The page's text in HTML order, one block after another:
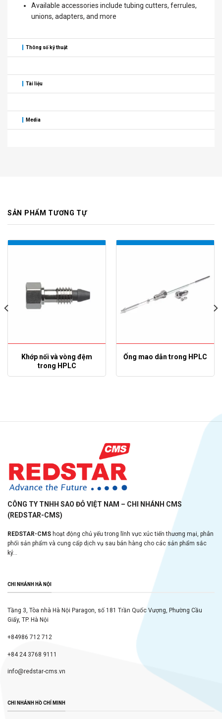
Available accessories include tubing cutters, ferrules,
unions, adapters, and more
Thông số kỹ thuật
Tài liệu
Media
SẢN PHẨM TƯƠNG TỰ
Khớp nối và vòng đệm
trong HPLC
Ống mao dẫn trong HPLC
CÔNG TY TNHH SAO ĐỎ VIỆT NAM – CHI NHÁNH CMS
(REDSTAR-CMS)
REDSTAR-CMS hoạt động chủ yếu trong lĩnh vực xúc tiến thương mại, phân
phối sản phẩm và cung cấp dịch vụ sau bán hàng cho các sản phẩm sắc
ký...
CHI NHÁNH HÀ NỘI
Tầng 3, Tòa nhà Hà Nội Paragon, số 181 Trần Quốc Vượng, Phường Cầu
Giấy, TP. Hà Nội
+84986 712 712
+84 24 3768 9111
info@redstar-cms.vn
CHI NHÁNH HỒ CHÍ MINH